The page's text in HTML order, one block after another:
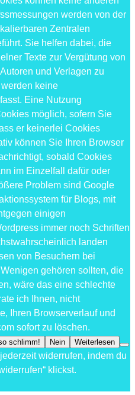
werden von der
Zentralen
Sie helfen dabei, die
Texte zur Vergütung von
und Verlagen zu
keine
Eine Nutzung
möglich, sofern Sie
er keinerlei Cookies
können Sie Ihren Browser
sobald Cookies
im Einzelfall dafür oder
Problem sind Google
für Blogs, mit
einigen
immer noch Schriften
landen
von Besuchern bei
gehören sollten, die
wäre das eine schlechte
ich Ihnen, nicht
Ihren Browserverlauf und
sofort zu löschen.
schlimm! Nein Weiterlesen
widerrufen, indem du
klickst.